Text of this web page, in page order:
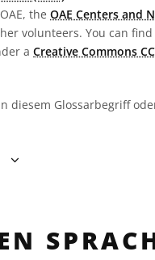
the OAE Centers and
volunteers. You can
a Creative Commons
Glossarbegriff